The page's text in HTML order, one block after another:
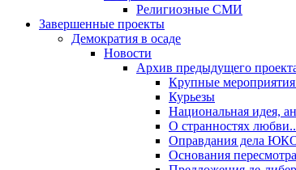
Религиозные СМИ
Завершенные проекты
Демократия в осаде
Новости
Архив предыдущего
Крупные мероприятия
Курьезы
Национальная идея,
О странностях
Оправдания дела
Основания